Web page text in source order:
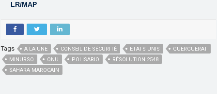
LR/MAP
Tags A LA UNE CONSEIL DE SÉCURITÉ ETATS UNIS
GUERGUERAT
MINURSO
ONU POLISARIO
RÉSOLUTION 2548
SAHARA MAROCAIN